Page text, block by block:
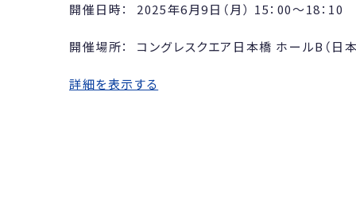
開催日時： 2025年6月9日（月） 15：00～18：10
開催場所： コングレスクエア日本橋 ホールB（日
詳細を表示する